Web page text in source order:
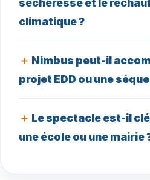
sécheresse et le
climatique ?
Nimbus peut-il
projet EDD ou une
Le spectacle est-il
une école ou une mairie